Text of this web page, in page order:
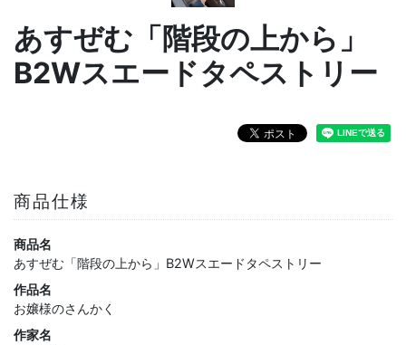
あすぜむ「階段の上から」
B2Wスエードタペストリー
商品仕様
商品名
あすぜむ「階段の上から」B2Wスエードタペストリー
作品名
お嬢様のさんかく
作家名